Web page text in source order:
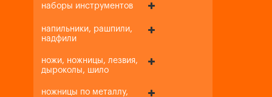
наборы инструментов
напильники, рашпили,
надфили
ножи, ножницы, лезвия,
дыроколы, шило
ножницы по металлу,